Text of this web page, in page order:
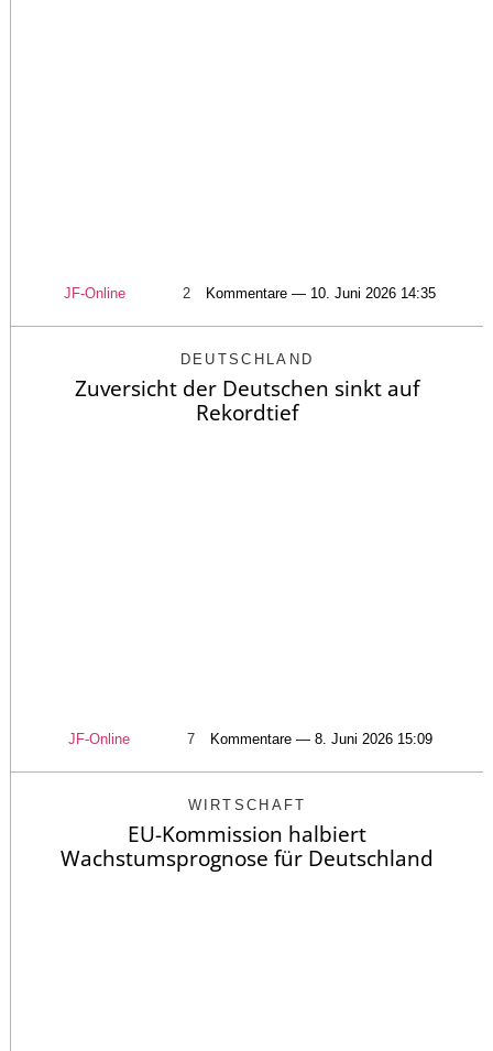
JF-Online 2 Kommentare — 10. Juni 2026 14:35
DEUTSCHLAND
Zuversicht der Deutschen sinkt auf
Rekordtief
JF-Online 7 Kommentare — 8. Juni 2026 15:09
WIRTSCHAFT
EU-Kommission halbiert
Wachstumsprognose für Deutschland